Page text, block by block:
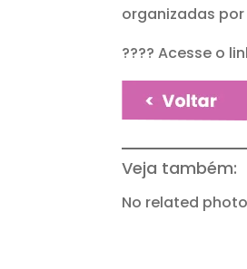
organizadas
???? Acesse o
Veja também:
No related